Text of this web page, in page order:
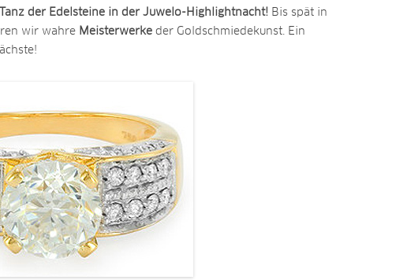
Tanz der Edelsteine in der Juwelo-Highlightnacht! Bis spät in
wir wahre Meisterwerke der Goldschmiedekunst. Ein